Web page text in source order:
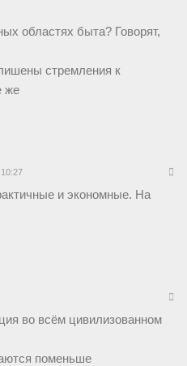
областях быта? Говорят,
стремления к
же
и экономные. На
во всём цивилизованном
поменьше